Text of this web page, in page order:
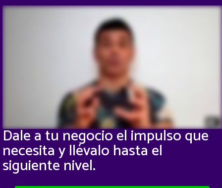
Dale a tu negocio el impulso que
necesita y llévalo hasta el
siguiente nivel.